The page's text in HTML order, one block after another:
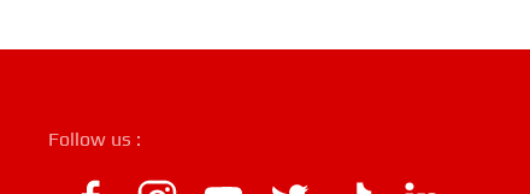
Follow us :